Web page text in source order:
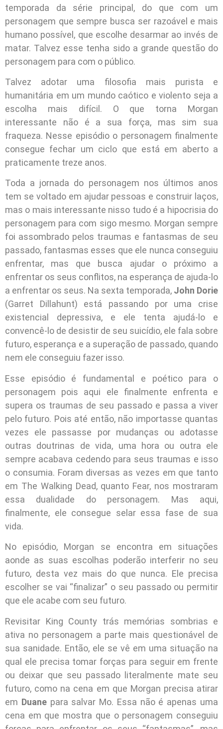
temporada da série principal, do que com um
personagem que sempre busca ser razoável e mais
humano possível, que escolhe desarmar ao invés de
matar. Talvez esse tenha sido a grande questão do
personagem para com o público.
Talvez adotar uma filosofia mais purista e
humanitária em um mundo caótico e violento seja a
escolha mais difícil. O que torna Morgan
interessante não é a sua força, mas sim sua
fraqueza. Nesse episódio o personagem finalmente
consegue fechar um ciclo que está em aberto a
praticamente treze anos.
Toda a jornada do personagem nos últimos anos
tem se voltado em ajudar pessoas e construir laços,
mas o mais interessante nisso tudo é a hipocrisia do
personagem para com sigo mesmo. Morgan sempre
foi assombrado pelos traumas e fantasmas de seu
passado, fantasmas esses que ele nunca conseguiu
enfrentar, mas que busca ajudar o próximo a
enfrentar os seus conflitos, na esperança de ajuda-lo
a enfrentar os seus. Na sexta temporada, John Dorie
(Garret Dillahunt) está passando por uma crise
existencial depressiva, e ele tenta ajudá-lo e
convencê-lo de desistir de seu suicídio, ele fala sobre
futuro, esperança e a superação de passado, quando
nem ele conseguiu fazer isso.
Esse episódio é fundamental e poético para o
personagem pois aqui ele finalmente enfrenta e
supera os traumas de seu passado e passa a viver
pelo futuro. Pois até então, não importasse quantas
vezes ele passasse por mudanças ou adotasse
outras doutrinas de vida, uma hora ou outra ele
sempre acabava cedendo para seus traumas e isso
o consumia. Foram diversas as vezes em que tanto
em The Walking Dead, quanto Fear, nos mostraram
essa dualidade do personagem. Mas aqui,
finalmente, ele consegue selar essa fase de sua
vida.
No episódio, Morgan se encontra em situações
aonde as suas escolhas poderão interferir no seu
futuro, desta vez mais do que nunca. Ele precisa
escolher se vai “finalizar” o seu passado ou permitir
que ele acabe com seu futuro.
Revisitar King County trás memórias sombrias e
ativa no personagem a parte mais questionável de
sua sanidade. Então, ele se vê em uma situação na
qual ele precisa tomar forças para seguir em frente
ou deixar que seu passado literalmente mate seu
futuro, como na cena em que Morgan precisa atirar
em Duanepara salvar Mo. Essa não é apenas uma
cena em que mostra que o personagem conseguiu